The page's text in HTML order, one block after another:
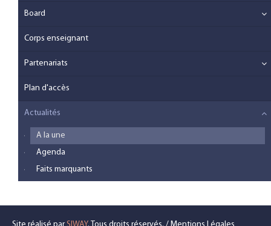
Board
Corps enseignant
Partenariats
Plan d'accès
Actualités
A la une
Agenda
Faits marquants
Site réalisé parSIWAY. Tous droits réservés. / Mentions Légales